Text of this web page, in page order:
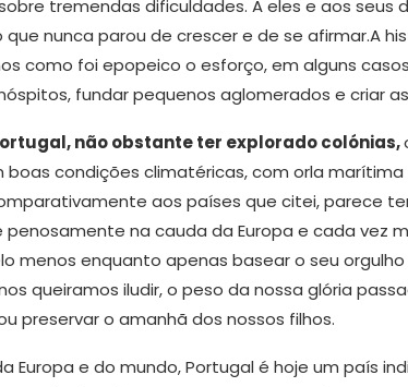
tremendas dificuldades. A eles e aos seus
que nunca parou de crescer e de se afirmar.A
como foi epopeico o esforço, em alguns
fundar pequenos aglomerados e criar
não obstante ter explorado colónias,
boas condições climatéricas, com orla
aos países que citei, parece
na cauda da Europa e cada vez
menos enquanto apenas basear o seu
queiramos iludir, o peso da nossa glória
preservar o amanhã dos nossos filhos.
Europa e do mundo, Portugal é hoje um país